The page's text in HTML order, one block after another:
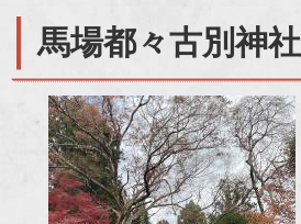
馬場都々古別神社